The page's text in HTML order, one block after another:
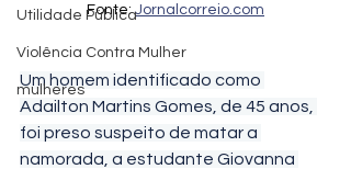
Utilidade Pública
Violência Contra Mulher
mulheres
Fonte: Jornalcorreio.com
Um homem identificado como
Adailton Martins Gomes, de 45 anos,
foi preso suspeito de matar a
namorada, a estudante Giovanna